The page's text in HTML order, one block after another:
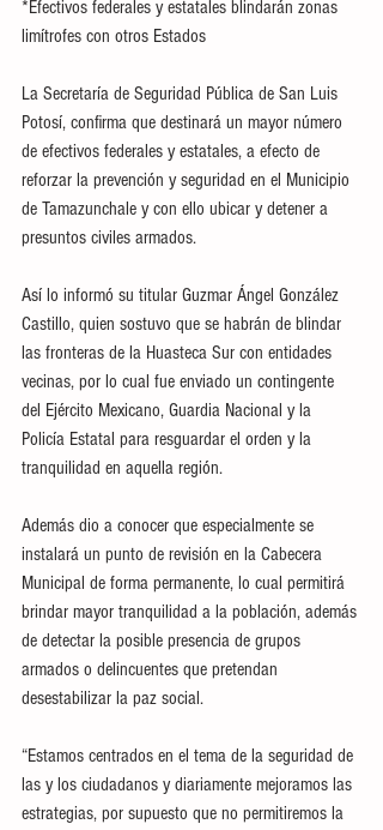
*Efectivos federales y estatales blindarán zonas
limítrofes con otros Estados
La Secretaría de Seguridad Pública de San Luis
Potosí, confirma que destinará un mayor número
de efectivos federales y estatales, a efecto de
reforzar la prevención y seguridad en el Municipio
de Tamazunchale y con ello ubicar y detener a
presuntos civiles armados.
Así lo informó su titular Guzmar Ángel González
Castillo, quien sostuvo que se habrán de blindar
las fronteras de la Huasteca Sur con entidades
vecinas, por lo cual fue enviado un contingente
del Ejército Mexicano, Guardia Nacional y la
Policía Estatal para resguardar el orden y la
tranquilidad en aquella región.
Además dio a conocer que especialmente se
instalará un punto de revisión en la Cabecera
Municipal de forma permanente, lo cual permitirá
brindar mayor tranquilidad a la población, además
de detectar la posible presencia de grupos
armados o delincuentes que pretendan
desestabilizar la paz social.
“Estamos centrados en el tema de la seguridad de
las y los ciudadanos y diariamente mejoramos las
estrategias, por supuesto que no permitiremos la